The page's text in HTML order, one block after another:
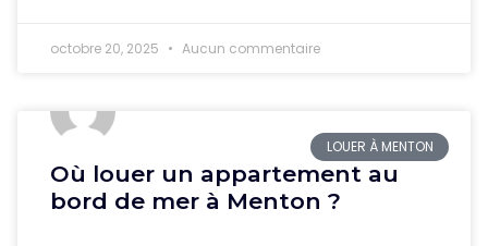
octobre 20, 2025 Aucun commentaire
LOUER À MENTON
Où louer un appartement au
bord de mer à Menton ?